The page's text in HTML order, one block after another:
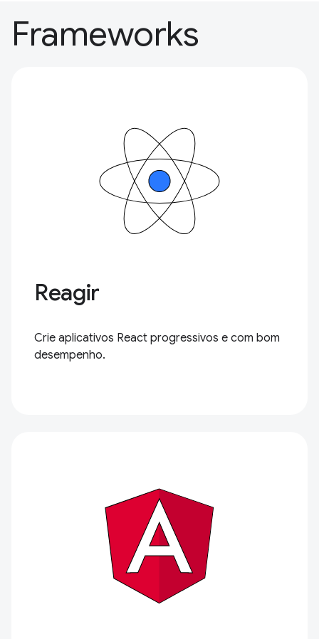
Frameworks
Reagir
Crie aplicativos React progressivos e com bom
desempenho.